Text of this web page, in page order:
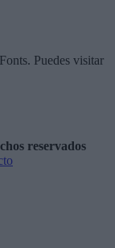
Puedes visitar
reservados